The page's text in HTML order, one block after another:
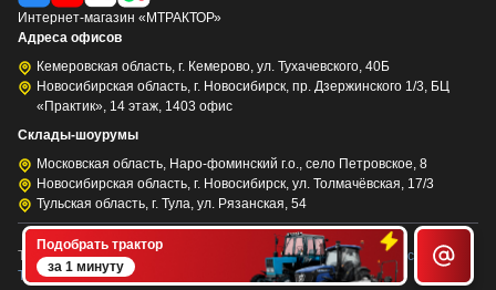
Интернет-магазин «МТРАКТОР»
Адреса офисов
Кемеровская область, г. Кемерово, ул. Тухачевского, 40Б
Новосибирская область, г. Новосибирск, пр. Дзержинского 1/3, БЦ
«Практик», 14 этаж, 1403 офис
Склады-шоурумы
Московская область, Наро-фоминский г.о., село Петровское, 8
Новосибирская область, г. Новосибирск, ул. Толмачёвская, 17/3
Тульская область, г. Тула, ул. Рязанская, 54
This site is protected by reCAPTCHA and the GooglePrivacy Policy
and
Terms of Serviceapply.
Подобрать трактор
за 1 минуту